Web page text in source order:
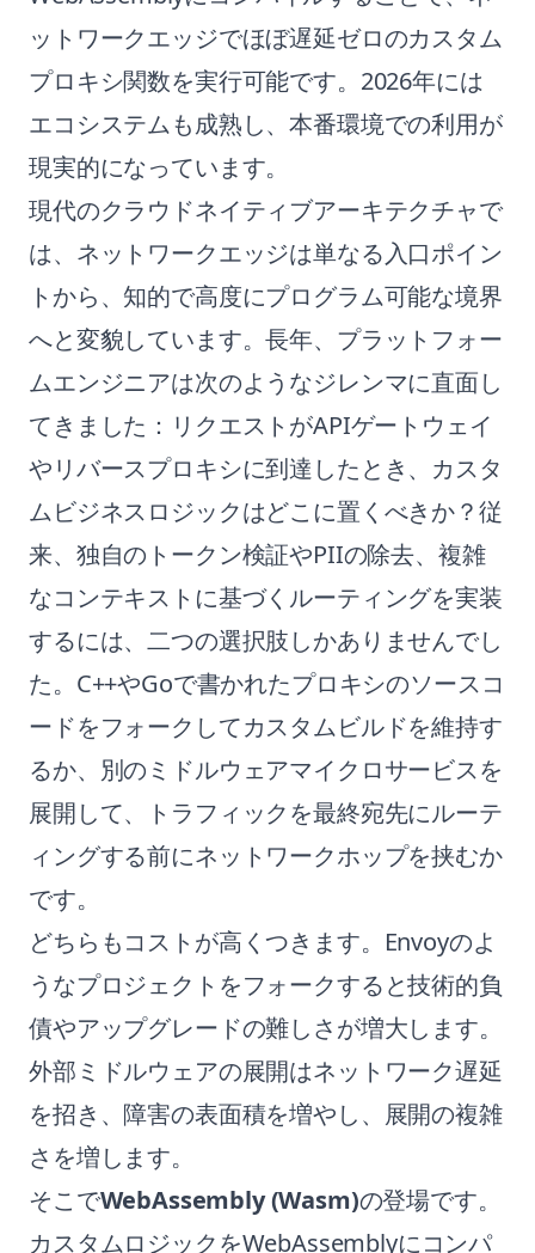
ットワークエッジでほぼ遅延ゼロのカスタム
プロキシ関数を実行可能です。2026年には
エコシステムも成熟し、本番環境での利用が
現実的になっています。
現代のクラウドネイティブアーキテクチャで
は、ネットワークエッジは単なる入口ポイン
トから、知的で高度にプログラム可能な境界
へと変貌しています。長年、プラットフォー
ムエンジニアは次のようなジレンマに直面し
てきました：リクエストがAPIゲートウェイ
やリバースプロキシに到達したとき、カスタ
ムビジネスロジックはどこに置くべきか？従
来、独自のトークン検証やPIIの除去、複雑
なコンテキストに基づくルーティングを実装
するには、二つの選択肢しかありませんでし
た。C++やGoで書かれたプロキシのソースコ
ードをフォークしてカスタムビルドを維持す
るか、別のミドルウェアマイクロサービスを
展開して、トラフィックを最終宛先にルーテ
ィングする前にネットワークホップを挟むか
です。
どちらもコストが高くつきます。Envoyのよ
うなプロジェクトをフォークすると技術的負
債やアップグレードの難しさが増大します。
外部ミドルウェアの展開はネットワーク遅延
を招き、障害の表面積を増やし、展開の複雑
さを増します。
そこでWebAssembly (Wasm)の登場です。
カスタムロジックをWebAssemblyにコンパ